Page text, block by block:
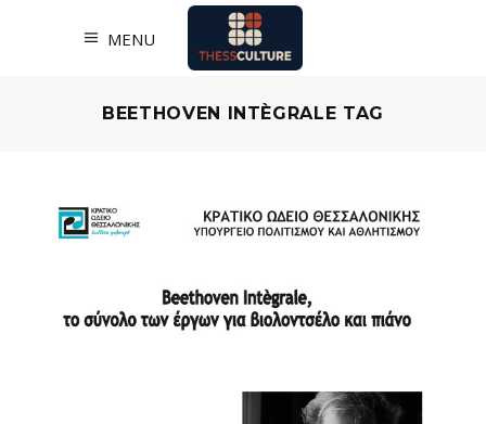
MENU
BEETHOVEN INTÈGRALE TAG